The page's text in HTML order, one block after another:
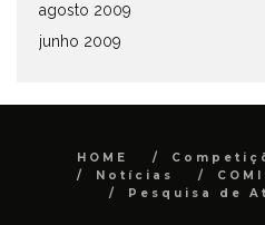
agosto 2009
junho 2009
HOME
Notícias
Pesquisa de